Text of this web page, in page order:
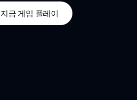
지금 게임 플레이